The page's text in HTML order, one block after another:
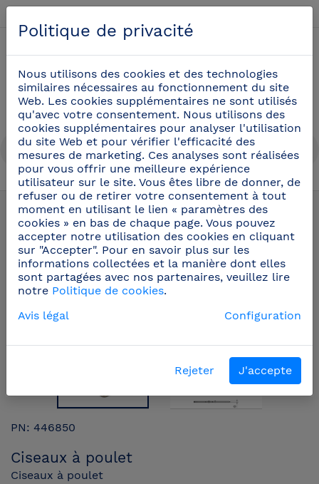
Ciseaux professionnels (8)
PN: 446850
Ciseaux à poulet
Ciseaux à poulet
Politique de privacité
Nous utilisons des cookies et des technologies
similaires nécessaires au fonctionnement du site
Web. Les cookies supplémentaires ne sont utilisés
qu'avec votre consentement. Nous utilisons des
cookies supplémentaires pour analyser l'utilisation
du site Web et pour vérifier l'efficacité des
mesures de marketing. Ces analyses sont réalisées
pour vous offrir une meilleure expérience
utilisateur sur le site. Vous êtes libre de donner, de
refuser ou de retirer votre consentement à tout
moment en utilisant le lien « paramètres des
cookies » en bas de chaque page. Vous pouvez
accepter notre utilisation des cookies en cliquant
sur "Accepter". Pour en savoir plus sur les
informations collectées et la manière dont elles
sont partagées avec nos partenaires, veuillez lire
notre Politique de cookies.
Avis légal
Configuration
Rejeter J'accepte